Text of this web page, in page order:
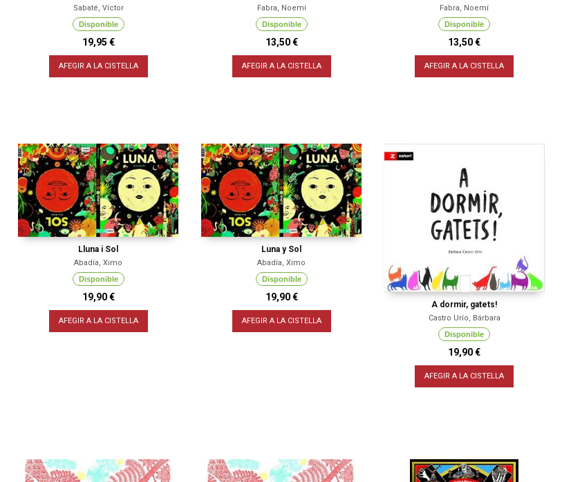
Sabaté, Víctor
Disponible
19,95 €
AFEGIR A LA CISTELLA
Fabra, Noemí
Disponible
13,50 €
AFEGIR A LA CISTELLA
Fabra, Noemí
Disponible
13,50 €
AFEGIR A LA CISTELLA
Lluna i Sol
Abadía, Ximo
Disponible
19,90 €
AFEGIR A LA CISTELLA
Luna y Sol
Abadía, Ximo
Disponible
19,90 €
AFEGIR A LA CISTELLA
A dormir, gatets!
Castro Urío, Bárbara
Disponible
19,90 €
AFEGIR A LA CISTELLA